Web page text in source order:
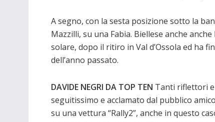
A segno, con la sesta posizione sotto la
Mazzilli, su una Fabia. Biellese anche
solare, dopo il ritiro in Val d’Ossola ed ha
dell’anno passato.
DAVIDE NEGRI DA TOP TEN Tanti riflettori
seguitissimo e acclamato dal pubblico
su una vettura “Rally2”, anche in questo